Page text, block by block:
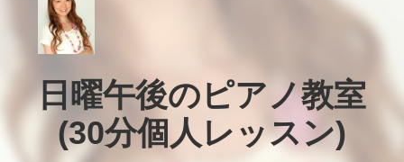
日曜午後のピアノ教室
(30分個人レッスン)